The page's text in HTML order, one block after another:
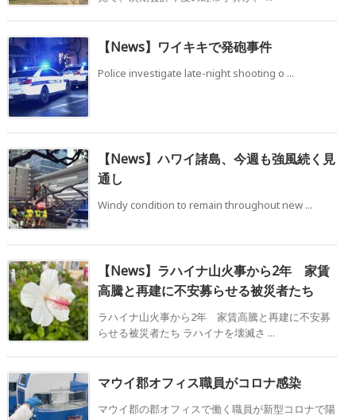
【News】ワイキキで発砲事件
Police investigate late-night shooting o ...
【News】ハワイ諸島、今週も強風続く見
通し
Windy condition to remain throughout new ...
【News】ラハイナ山火事から2年 家賃
高騰と再建に不安募らせる被災者たち
ラハイナ山火事から2年 家賃高騰と再建に不安募
らせる被災者たち ラハイナを壊滅さ ...
マウイ郡オフィス職員がコロナ感染
マウイ郡の郡オフィスで働く職員が新型コロナで陽